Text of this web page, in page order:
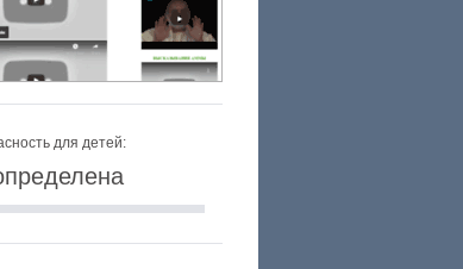
для детей: